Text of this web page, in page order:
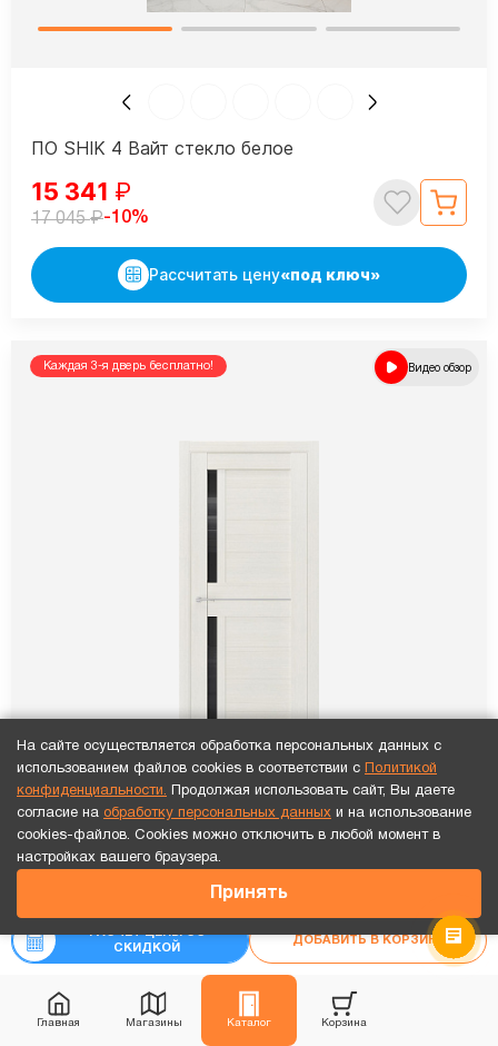
Главная Магазины Каталог Корзина
Точный расчет за 10 минут по СМС или телефону!
РАСЧЕТ ЦЕНЫ СО
СКИДКОЙ
ДОБАВИТЬ В КОРЗИНУ
ПО SHIK 4 Вайт стекло белое
15 341 ₽
17 045₽-10%
Рассчитать цену«под ключ»
Каждая 3-я дверь бесплатно! Видео обзор
ПО Queen 1 Лиственница белая стекло черное
13 064₽
14 515 -10%
Рассчитать цену «под ключ»
На сайте осуществляется обработка персональных данных с
использованием файлов cookies в соответствии с
Политикой
конфиденциальности. Продолжая использовать сайт, Вы даете
согласие на обработку персональных данных и на использование
cookies-файлов. Cookies можно отключить в любой момент в
настройках вашего браузера.
Принять